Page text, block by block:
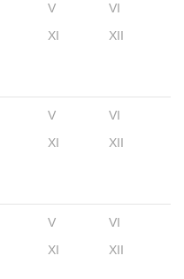
V
VI
XI XII
V
VI
XI XII
V
VI
XI XII